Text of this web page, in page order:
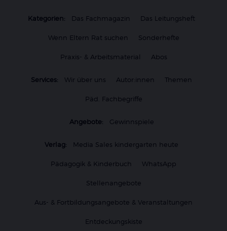
Kategorien: Das Fachmagazin Das Leitungsheft
Wenn Eltern Rat suchen Sonderhefte
Praxis- & Arbeitsmaterial Abos
Services: Wir über uns Autor:innen Themen
Päd. Fachbegriffe
Angebote: Gewinnspiele
Verlag: Media Sales kindergarten heute
Pädagogik & Kinderbuch WhatsApp
Stellenangebote
Aus- & Fortbildungsangebote & Veranstaltungen
Entdeckungskiste